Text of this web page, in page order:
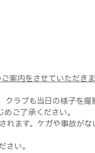
案内をさせていただき
ラブも当日の様子を
ご了承ください。
ます。ケガや事故が
い。